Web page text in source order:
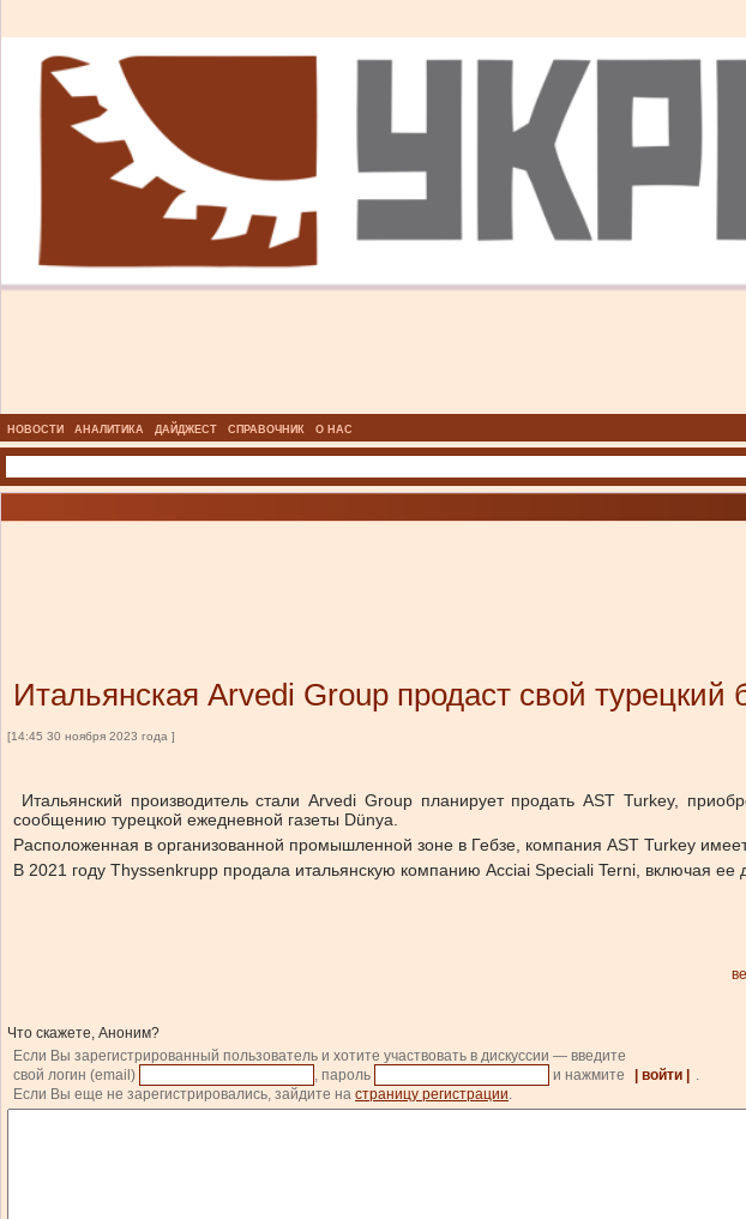
НОВОСТИ АНАЛИТИКА ДАЙДЖЕСТ СПРАВОЧНИК О НАС
Итальянская Arvedi Group продаст свой турецкий
[14:45 30 ноября 2023 года ]
Итальянский производитель стали Arvedi Group планирует продать AST Turkey,
сообщению турецкой ежедневной газеты Dünya.
Расположенная в организованной промышленной зоне в Гебзе, компания AST Turkey
В 2021 году Thyssenkrupp продала итальянскую компанию Acciai Speciali Terni, включая
Что скажете, Аноним?
Если Вы зарегистрированный пользователь и хотите участвовать в дискуссии — введите
свой логин (email)
, пароль и нажмите | войти |
.
Если Вы еще не зарегистрировались, зайдите на страницу регистрации.